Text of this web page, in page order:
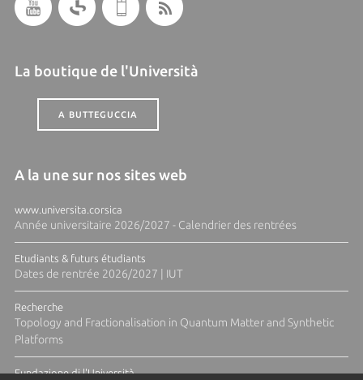
La boutique de l'Università
A BUTTEGUCCIA
A la une sur nos sites web
www.universita.corsica
Année universitaire 2026/2027 - Calendrier des rentrées
Etudiants & futurs étudiants
Dates de rentrée 2026/2027 | IUT
Recherche
Topology and Fractionalisation in Quantum Matter and Synthetic
Platforms
Fundazione di l'Università